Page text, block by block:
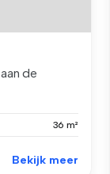
de
36 m²
Bekijk meer